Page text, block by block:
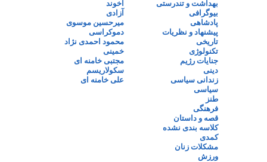
بهداشت و تندرستی
بیوگرافی
پادشاهی
پیشنهاد و نظریات
تاریخی
تکنولوژی
جنایات رژیم
دینی
زندانی سیاسی
سیاسی
طنز
فرهنگی
قصه و داستان
کلاسه بندی نشده
کمدی
مشکلات زنان
ورزش
آخوند
آزادی
میرحسین موسوی
دموکراسی
محمود احمدی نژاد
خمینی
مجتبی خامنه ای
سکولاریسم
علی خامنه ای